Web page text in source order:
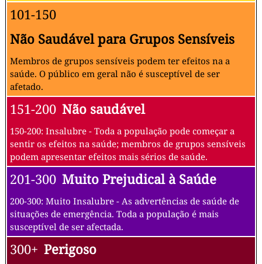
101-150
Não Saudável para Grupos Sensíveis
Membros de grupos sensíveis podem ter efeitos na a
saúde. O público em geral não é susceptível de ser
afetado.
151-200 Não saudável
150-200: Insalubre - Toda a população pode começar a
sentir os efeitos na saúde; membros de grupos sensíveis
podem apresentar efeitos mais sérios de saúde.
201-300 Muito Prejudical à Saúde
200-300: Muito Insalubre - As advertências de saúde de
situações de emergência. Toda a população é mais
susceptível de ser afectada.
300+ Perigoso